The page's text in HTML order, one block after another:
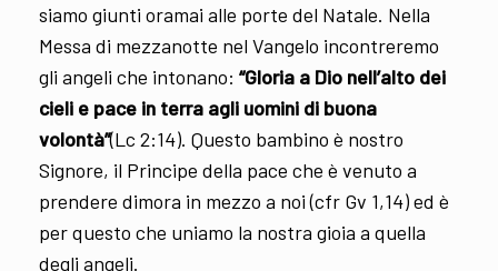
siamo giunti oramai alle porte del Natale. Nella
Messa di mezzanotte nel Vangelo incontreremo
gli angeli che intonano: “Gloria a Dio nell’alto dei
cieli e pace in terra agli uomini di buona
volontà”(Lc 2:14). Questo bambino è nostro
Signore, il Principe della pace che è venuto a
prendere dimora in mezzo a noi (cfr Gv 1,14) ed è
per questo che uniamo la nostra gioia a quella
degli angeli.